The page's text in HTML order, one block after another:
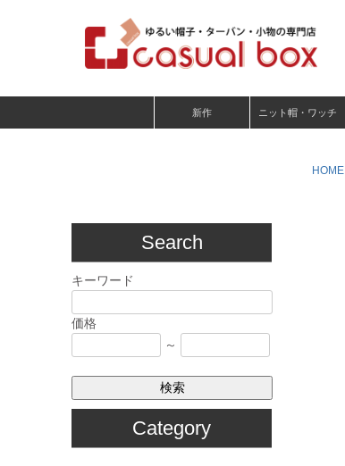
新作 ニット帽・ワッチ
Search
キーワード
価格
～
検索
Category
HOME